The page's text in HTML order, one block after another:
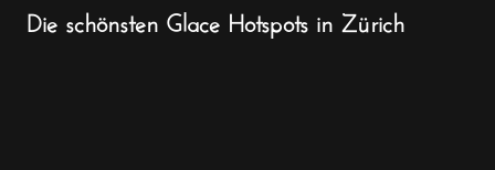
Die schönsten Glace Hotspots in Zürich